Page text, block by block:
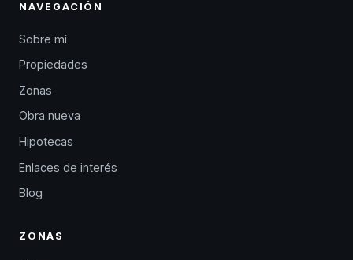
NAVEGACIÓN
Sobre mí
Propiedades
Zonas
Obra nueva
Hipotecas
Enlaces de interés
Blog
ZONAS